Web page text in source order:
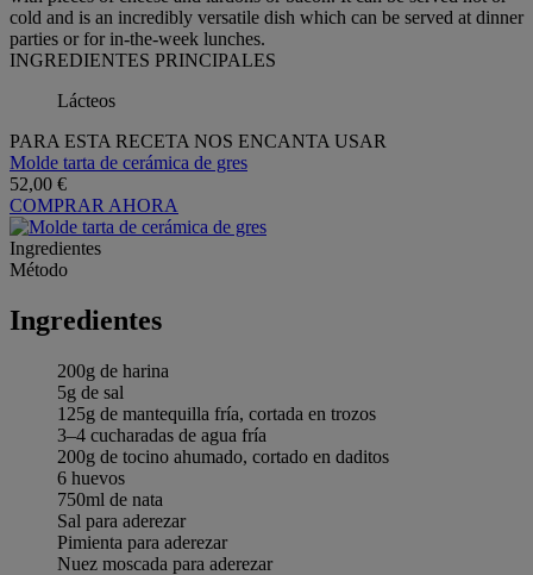
cold and is an incredibly versatile dish which can be served at dinner
parties or for in-the-week lunches.
INGREDIENTES PRINCIPALES
Lácteos
PARA ESTA RECETA NOS ENCANTA USAR
Molde tarta de cerámica de gres
52,00 €
COMPRAR AHORA
Ingredientes
Método
Ingredientes
200g de harina
5g de sal
125g de mantequilla fría, cortada en trozos
3–4 cucharadas de agua fría
200g de tocino ahumado, cortado en daditos
6 huevos
750ml de nata
Sal para aderezar
Pimienta para aderezar
Nuez moscada para aderezar